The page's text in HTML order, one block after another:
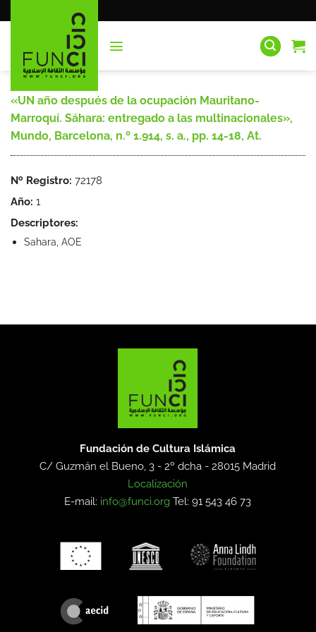
al
«UN año después de la ocupación Mauritano-
Marroquí. Sáhara: entregado a las multinacionales»,
Mundo, Barcelona, n.º 1.914, s. a., pp. 14-18, At.
Nº Registro: 72178
Año: 1
Descriptores:
Sahara, AOE
Fundación de Cultura Islámica
C/ Guzmán el Bueno, 3 - 2º dcha -28015 Madrid
Localización
E-mail: info@funci.org Tel: 91 543 46 73